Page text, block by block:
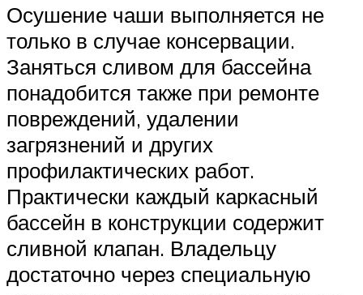
Осушение чаши выполняется не
только в случае консервации.
Заняться сливом для бассейна
понадобится также при ремонте
повреждений, удалении
загрязнений и других
профилактических работ.
Практически каждый каркасный
бассейн в конструкции содержит
сливной клапан. Владельцу
достаточно через специальную